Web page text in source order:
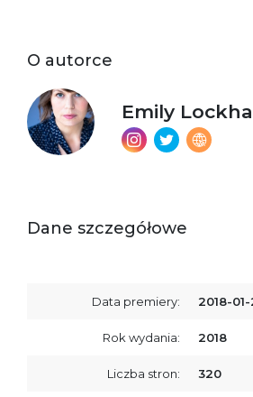
O autorce
Emily
Dane szczegółowe
Data premiery: 2018-
Rok wydania: 2018
Liczba stron: 320